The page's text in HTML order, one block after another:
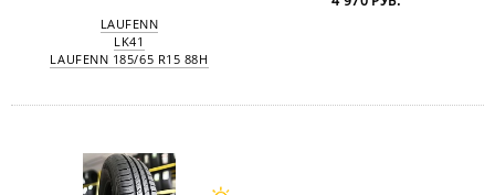
LAUFENN
LK41
LAUFENN 185/65 R15 88H